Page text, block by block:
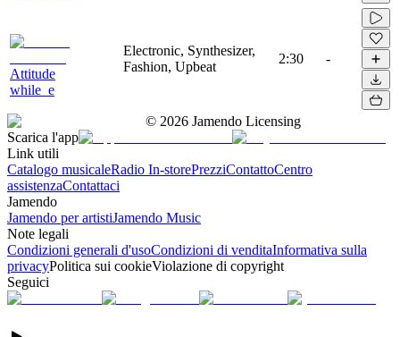
Attitude
while_e
Electronic, Synthesizer,
Fashion, Upbeat
2:30 -
© 2026 Jamendo Licensing
Scarica l'app
Link utili
Catalogo musicaleRadio In-storePrezziContattoCentro
assistenzaContattaci
Jamendo
Jamendo per artistiJamendo Music
Note legali
Condizioni generali d'usoCondizioni di venditaInformativa sulla
privacyPolitica sui cookieViolazione di copyright
Seguici